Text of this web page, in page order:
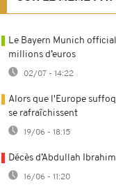
Le Bayern Munich
millions d’euros
02/07 - 14:22
Alors que l'Europe
se rafraîchissent
19/06 - 18:15
Décès d’Abdullah
16/06 - 11:20